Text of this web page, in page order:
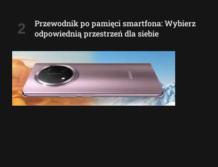
Przewodnik po pamięci smartfona: Wybierz
odpowiednią przestrzeń dla siebie